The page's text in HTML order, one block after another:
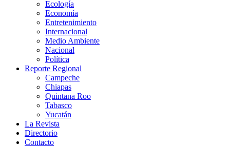
Ecología
Economía
Entretenimiento
Internacional
Medio Ambiente
Nacional
Política
Reporte Regional
Campeche
Chiapas
Quintana Roo
Tabasco
Yucatán
La Revista
Directorio
Contacto